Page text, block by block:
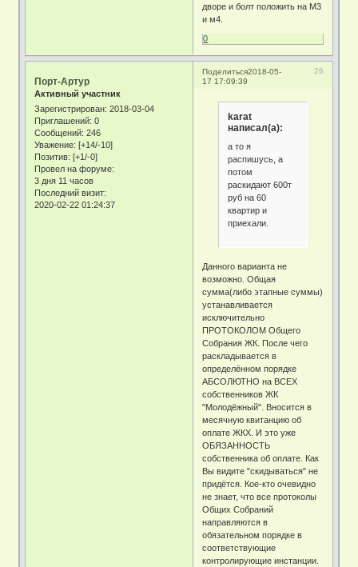
дворе и болт положить на М3
и м4.
0
Поделиться 26
2018-05-
17 17:09:39
Порт-Артур
Активный участник
Зарегистрирован: 2018-03-04
Приглашений: 0
Сообщений: 246
Уважение: [+14/-10]
Позитив: [+1/-0]
Провел на форуме:
3 дня 11 часов
Последний визит:
2020-02-22 01:24:37
karat
написал(а):
а то я
распишусь, а
потом
раскидают 600т
руб на 60
квартир и
приехали.
Данного варианта не
возможно. Общая
сумма(либо этапные суммы)
устанавливается
исключительно
ПРОТОКОЛОМ Общего
Собрания ЖК. После чего
раскладывается в
определённом порядке
АБСОЛЮТНО на ВСЕХ
собственников ЖК
"Молодёжный". Вносится в
месячную квитанцию об
оплате ЖКХ. И это уже
ОБЯЗАННОСТЬ
собственника об оплате. Как
Вы видите "скидываться" не
придётся. Кое-кто очевидно
не знает, что все протоколы
Общих Собраний
направляются в
обязательном порядке в
соответствующие
контролирующие инстанции.